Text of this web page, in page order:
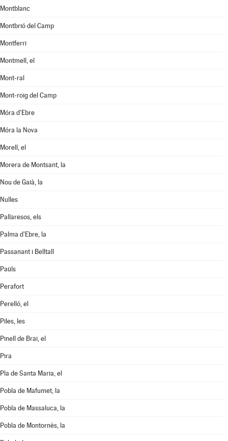
Montblanc
Montbrió del Camp
Montferri
Montmell, el
Mont-ral
Mont-roig del Camp
Móra d'Ebre
Móra la Nova
Morell, el
Morera de Montsant, la
Nou de Gaià, la
Nulles
Pallaresos, els
Palma d'Ebre, la
Passanant i Belltall
Paüls
Perafort
Perelló, el
Piles, les
Pinell de Brai, el
Pira
Pla de Santa Maria, el
Pobla de Mafumet, la
Pobla de Massaluca, la
Pobla de Montornès, la